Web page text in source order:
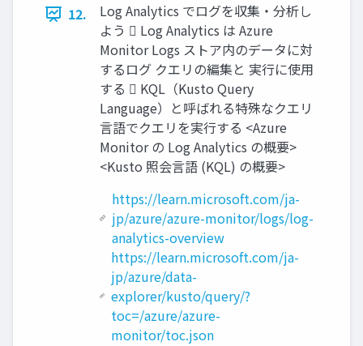
12.
Log Analytics でログを収集・分析し
よう  Log Analytics は Azure
Monitor Logs ストア内のデータに対
するログ クエリの編集と 実行に使用
する  KQL（Kusto Query
Language）と呼ばれる特殊なクエリ
言語でクエリを実行する <Azure
Monitor の Log Analytics の概要>
<Kusto 照会言語 (KQL) の概要>
https://learn.microsoft.com/ja-
jp/azure/azure-monitor/logs/log-
analytics-overview
https://learn.microsoft.com/ja-
jp/azure/data-
explorer/kusto/query/?
toc=/azure/azure-
monitor/toc.json